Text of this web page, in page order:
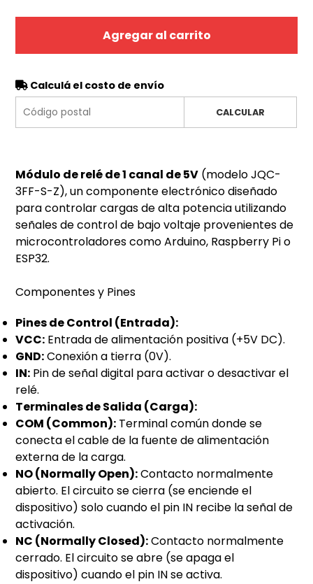
Agregar al carrito
Calculá el costo de envío
CALCULAR
Módulo de relé de 1 canal de 5V (modelo JQC-
3FF-S-Z), un componente electrónico diseñado
para controlar cargas de alta potencia utilizando
señales de control de bajo voltaje provenientes de
microcontroladores como Arduino, Raspberry Pi o
ESP32.
Componentes y Pines
Pines de Control (Entrada):
VCC: Entrada de alimentación positiva (+5V DC).
GND:Conexión a tierra (0V).
IN: Pin de señal digital para activar o desactivar el
relé.
Terminales de Salida (Carga):
COM (Common): Terminal común donde se
conecta el cable de la fuente de alimentación
externa de la carga.
NO (Normally Open):Contacto normalmente
abierto. El circuito se cierra (se enciende el
dispositivo) solo cuando el pin IN recibe la señal de
activación.
NC (Normally Closed):Contacto normalmente
cerrado. El circuito se abre (se apaga el
dispositivo) cuando el pin IN se activa.